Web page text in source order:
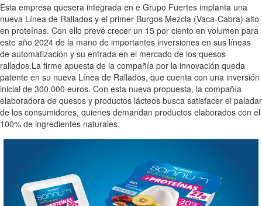
Esta empresa quesera integrada en e Grupo Fuertes implanta una
nueva Línea de Rallados y el primer Burgos Mezcla (Vaca-Cabra) alto
en proteínas. Con ello prevé crecer un 15 por ciento en volumen para
este año 2024 de la mano de importantes inversiones en sus líneas
de automatización y su entrada en el mercado de los quesos
rallados.La firme apuesta de la compañía por la innovación queda
patente en su nueva Línea de Rallados, que cuenta con una inversión
inicial de 300.000 euros. Con esta nueva propuesta, la compañía
elaboradora de quesos y productos lácteos busca satisfacer el paladar
de los consumidores, quienes demandan productos elaborados con el
100% de ingredientes naturales.